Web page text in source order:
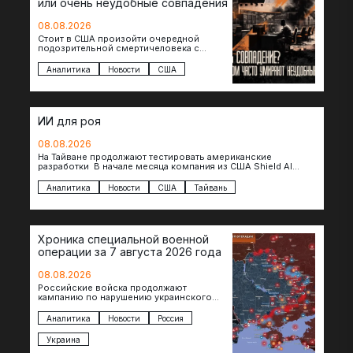
или очень неудобные совпадения
08.08.2026
Стоит в США произойти очередной
подозрительной смертичеловека с
как официальные версии снова
оказываются удивительно похожими:
Аналитика Новости США
ИИ для роя
08.08.2026
На Тайване продолжают тестировать американские
разработки В начале месяца компания из США Shield AI
Аналитика Новости США Тайвань
Хроника специальной военной
операции за 7 августа 2026 года
08.08.2026
Российские войска продолжают
кампанию по нарушению украинского
сегодня атакованы еще по меньшей мере
два…
Аналитика Новости Россия
Украина